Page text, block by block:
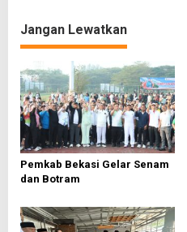
a
s
i
p
o
s
Jangan Lewatkan
Pemkab Bekasi Gelar Senam
dan Botram